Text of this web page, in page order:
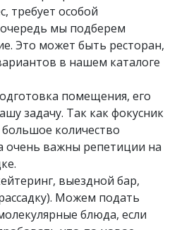
требует особой
мы подберем
Это может быть ресторан,
в нашем каталоге
помещения, его
задачу. Так как фокусник
количество
очень важны репетиции на
выездной бар,
Можем подать
блюда, если